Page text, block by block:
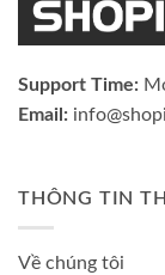
Support Time:
Email:
THÔNG TIN
Về chúng tôi